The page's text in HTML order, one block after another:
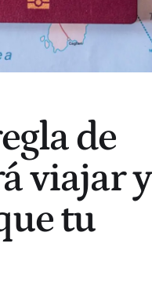
de
viajar y
tu